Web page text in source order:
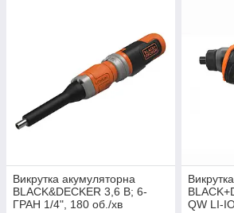
Викрутка акумуляторна
BLACK&DECKER 3,6 В; 6-
ГРАН 1/4", 180 об./хв
QW LI-